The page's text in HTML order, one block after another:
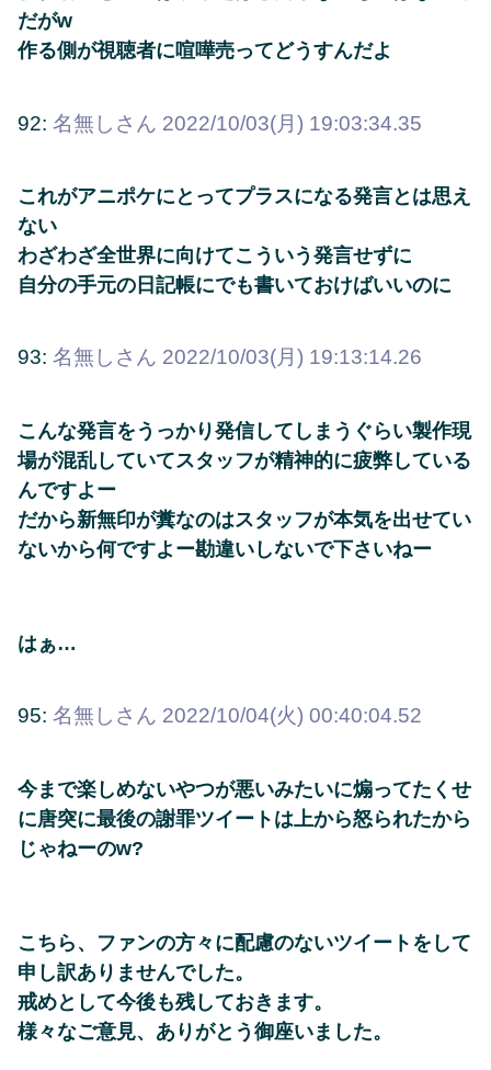
だがw
作る側が視聴者に喧嘩売ってどうすんだよ
92: 名無しさん 2022/10/03(月) 19:03:34.35
これがアニポケにとってプラスになる発言とは思え
ない
わざわざ全世界に向けてこういう発言せずに
自分の手元の日記帳にでも書いておけばいいのに
93: 名無しさん 2022/10/03(月) 19:13:14.26
こんな発言をうっかり発信してしまうぐらい製作現
場が混乱していてスタッフが精神的に疲弊している
んですよー
だから新無印が糞なのはスタッフが本気を出せてい
ないから何ですよー勘違いしないで下さいねー
はぁ…
95: 名無しさん 2022/10/04(火) 00:40:04.52
今まで楽しめないやつが悪いみたいに煽ってたくせ
に唐突に最後の謝罪ツイートは上から怒られたから
じゃねーのw?
こちら、ファンの方々に配慮のないツイートをして
申し訳ありませんでした。
戒めとして今後も残しておきます。
様々なご意見、ありがとう御座いました。